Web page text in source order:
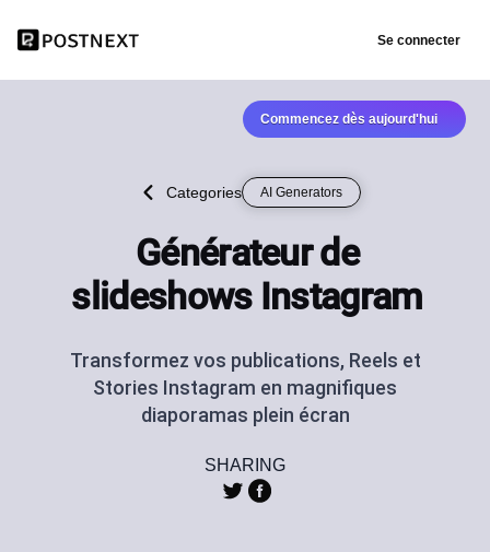
Se connecter
Commencez dès aujourd'hui
Categories AI Generators
Générateur de
slideshows Instagram
Transformez vos publications, Reels et
Stories Instagram en magnifiques
diaporamas plein écran
SHARING